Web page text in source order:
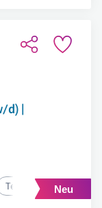
d) |
Teilzeit/geringfügig